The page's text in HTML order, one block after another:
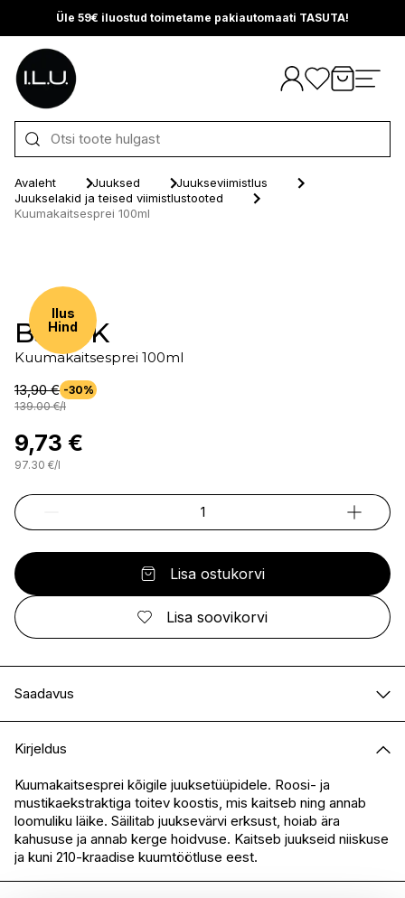
Üle 59€ iluostud toimetame pakiautomaati TASUTA!
Otse sisu juurde
Avaleht Juuksed
Juukseviimistlus
Juukselakid ja teised viimistlustooted
Kuumakaitsesprei 100ml
Ilus
Hind
BJÖRK
Kuumakaitsesprei 100ml
13,90 € -30%
139.00 €/l
9,73 €
97.30 €/l
Lisa ostukorvi
Lisa soovikorvi
Saadavus
I.L.U. Kristiine
I.L.U. Ülemiste
Ei ole saadaval
I.L.U. Rocca
Ei ole saadaval
I.L.U. Lõunakeskus
Ei ole saadaval
I.L.U. Pärnu
Ei ole saadaval
Kirjeldus
Kuumakaitsesprei kõigile juuksetüüpidele. Roosi- ja
mustikaekstraktiga toitev koostis, mis kaitseb ning annab
loomuliku läike. Säilitab juuksevärvi erksust, hoiab ära
kahususe ja annab kerge hoidvuse. Kaitseb juukseid niiskuse
ja kuni 210-kraadise kuumtöötluse eest.